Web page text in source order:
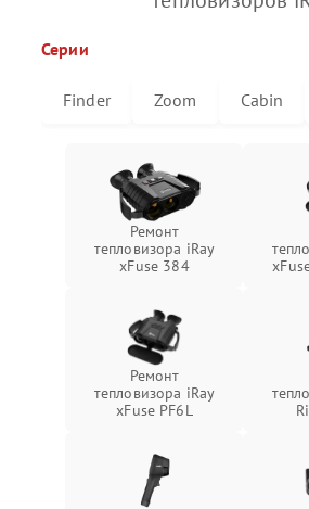
Серии
Finder Zoom Cabin
Ремонт
тепловизора iRay
xFuse 384
Ремонт
тепловизора iRay
xFuse PF6L